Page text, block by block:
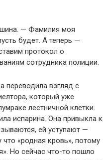
— Фамилия моя
будет. А теперь —
протокол о
сотрудника полиции.
переводила взгляд с
который уже
лестничной клетки.
испарина. Она привыкла к
ей уступают —
что «родная кровь», потому
Но сейчас что-то пошло